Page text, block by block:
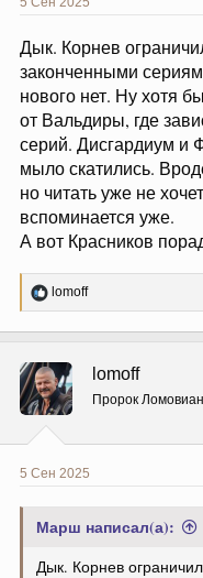
Дык. Корнев
законченными
нового нет. Ну хотя
от Вальдиры, где
серий. Дисгардиум и
мыло скатились.
но читать уже не
вспоминается уже.
А вот Красников
Р
е
ц
и
и
:
lomoff
lomoff
Пророк
5 Сен 2025
Марш написал(а):
Дык. Корнев